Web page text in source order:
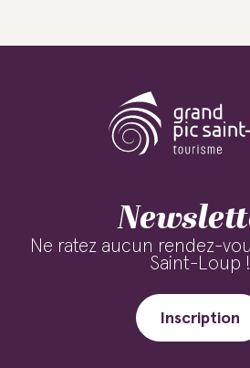
Ne ratez aucun rendez-
Saint-Loup !
Inscription